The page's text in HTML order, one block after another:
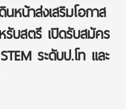
หน้าส่งเสริมโอกาส
รับสตรี เปิดรับสมัคร
ระดับป.โท และ